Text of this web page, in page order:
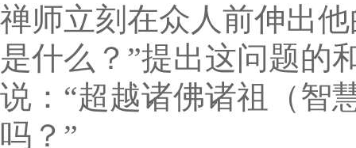
禅师立刻在众人前伸出
是什么？”提出这问题的
说：“超越诸佛诸祖（
吗？”